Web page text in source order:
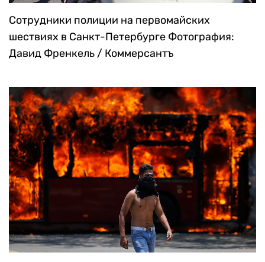
Сотрудники полиции на первомайских
шествиях в Санкт-Петербурге Фотография:
Давид Френкель / Коммерсантъ